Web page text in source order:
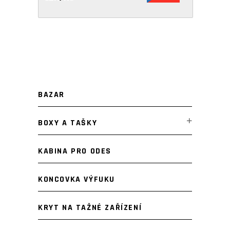
BAZAR
BOXY A TAŠKY
KABINA PRO ODES
KONCOVKA VÝFUKU
KRYT NA TAŽNÉ ZAŘÍZENÍ